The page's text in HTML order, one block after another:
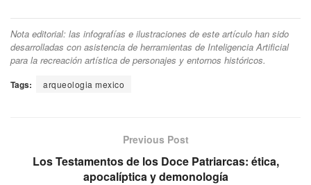
Nota editorial: las infografías e ilustraciones de este artículo han sido
desarrolladas con asistencia de herramientas de Inteligencia Artificial
para la recreación artística de personajes y entornos históricos.
Tags: arqueologia mexico
Previous Post
Los Testamentos de los Doce Patriarcas: ética,
apocalíptica y demonología